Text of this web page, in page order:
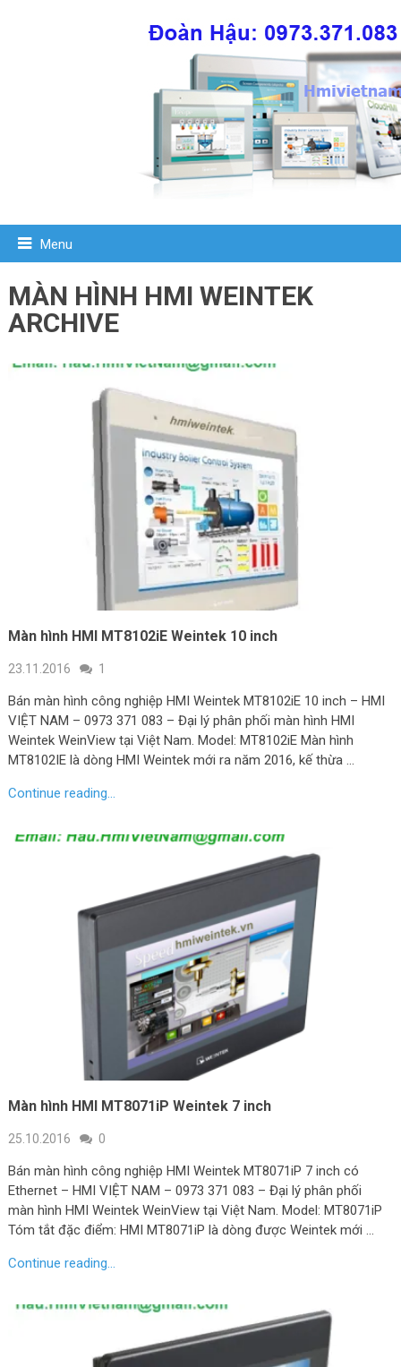
Menu
MÀN HÌNH HMI WEINTEK
ARCHIVE
Màn hình HMI MT8102iE Weintek 10 inch
23.11.2016 1
Bán màn hình công nghiệp HMI Weintek MT8102iE 10 inch – HMI
VIỆT NAM – 0973 371 083 – Đại lý phân phối màn hình HMI
Weintek WeinView tại Việt Nam. Model: MT8102iE Màn hình
MT8102IE là dòng HMI Weintek mới ra năm 2016, kế thừa …
Continue reading...
Màn hình HMI MT8071iP Weintek 7 inch
25.10.2016 0
Bán màn hình công nghiệp HMI Weintek MT8071iP 7 inch có
Ethernet – HMI VIỆT NAM – 0973 371 083 – Đại lý phân phối
màn hình HMI Weintek WeinView tại Việt Nam. Model: MT8071iP
Tóm tắt đặc điểm: HMI MT8071iP là dòng được Weintek mới …
Continue reading...